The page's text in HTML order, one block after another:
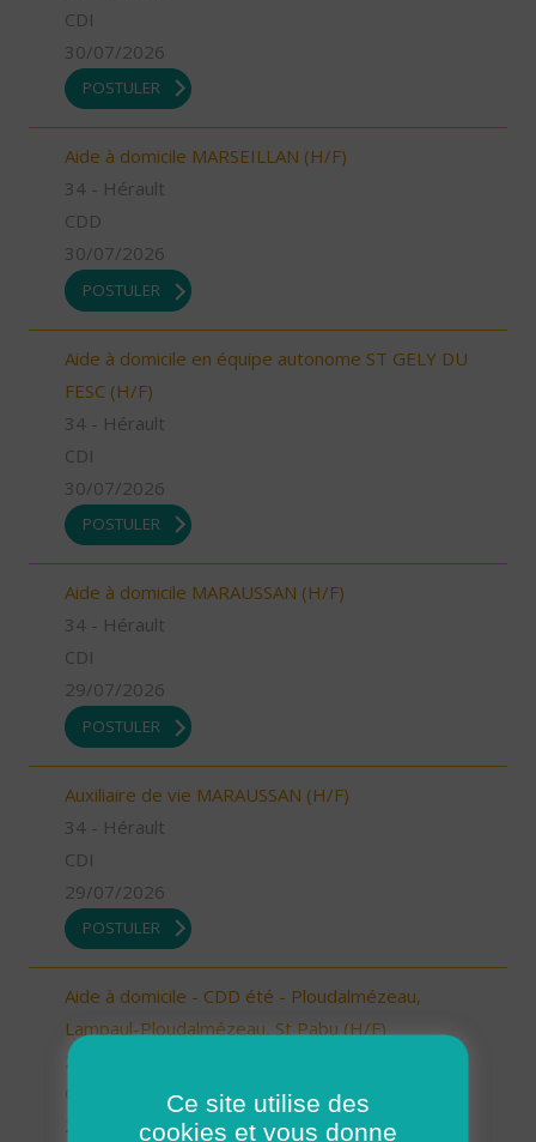
CDI
30/07/2026
POSTULER
Aide à domicile MARSEILLAN (H/F)
34 - Hérault
CDD
30/07/2026
POSTULER
Aide à domicile en équipe autonome ST GELY DU
FESC (H/F)
34 - Hérault
CDI
30/07/2026
POSTULER
Aide à domicile MARAUSSAN (H/F)
34 - Hérault
CDI
29/07/2026
POSTULER
Auxiliaire de vie MARAUSSAN (H/F)
34 - Hérault
CDI
29/07/2026
POSTULER
Aide à domicile - CDD été - Ploudalmézeau,
Lampaul-Ploudalmézeau, St Pabu (H/F)
29 - Finistère
29/07/2026
Ce site utilise des
cookies et vous donne